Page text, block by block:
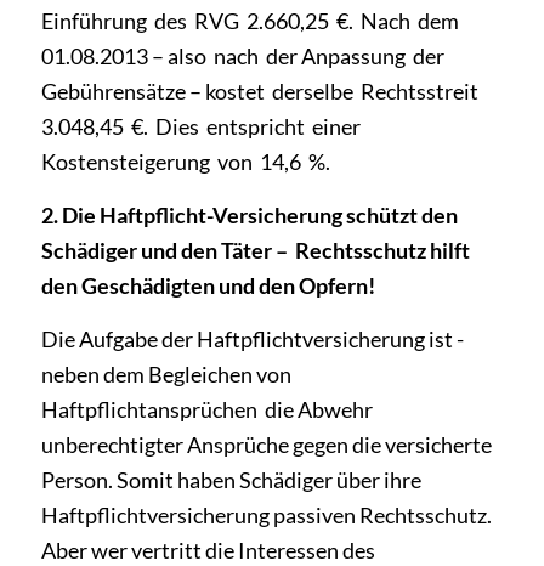
Einführung des RVG 2.660,25 €. Nach dem
01.08.2013 – also nach der Anpassung der
Gebührensätze – kostet derselbe Rechtsstreit
3.048,45 €. Dies entspricht einer
Kostensteigerung von 14,6 %.
2. Die Haftpflicht-­Versicherung schützt den
Schädiger und den Täter – ­ Rechtsschutz hilft
den Geschädigten und den Opfern!
Die Aufgabe der Haftpflichtversicherung ist ­
neben dem Begleichen von
Haftpflichtansprüchen ­ die Abwehr
unberechtigter Ansprüche gegen die versicherte
Person. Somit haben Schädiger über ihre
Haftpflichtversicherung passiven Rechtsschutz.
Aber wer vertritt die Interessen des